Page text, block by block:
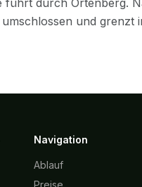
Navigation
Ablauf
Preise